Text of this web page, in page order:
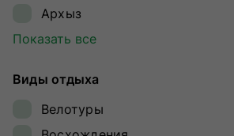
Ноябрь
Декабрь
Архыз
Байкал
Восточный Саян
Дагестан
Показать все
Виды отдыха
Велотуры